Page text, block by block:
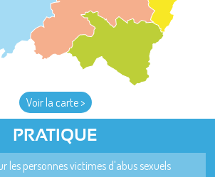
Voir la carte >
PRATIQUE
les personnes victimes d'abus sexuels